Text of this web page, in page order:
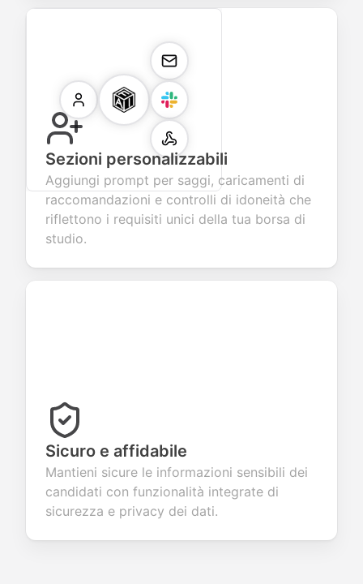
Sezioni personalizzabili
Aggiungi prompt per saggi, caricamenti di
raccomandazioni e controlli di idoneità che
riflettono i requisiti unici della tua borsa di
studio.
Sicuro e affidabile
Mantieni sicure le informazioni sensibili dei
candidati con funzionalità integrate di
sicurezza e privacy dei dati.